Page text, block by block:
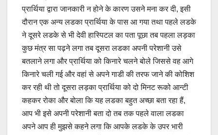
प्रार्थिया द्वारा जानकारी न होने के कारण उसने मना कर दी, इसी
दौरान एक अन्य लडका प्रार्थिया के पास आ गया तथा पहले लडके
ने दूसरे लडके से भी देवी हास्पिटल का पता पूछा तब पहला लड़का
कुछ मंत्र सा पढ़ने लगा तब दूसरा लडका अपनी परेशानी उसे
बतलाने लगा और प्रार्थिया को किनारे चलने बोले जिससे वह आगे
किनारे चली गई और वहां से अपने गाडी की तरफ जाने की कोशिश
कर रही थी तो दूसरा लड़का प्रार्थिया को दो मिनट रूको आन्टी
कहकर रोका और बोला कि यह लडका बहुत अच्छा बता रहा हैं,
आप भी इसे अपनी परेशानी बता दो तब तक पहले वाला लडका
अपने आप ही मुझसे कहने लगा कि आपके लडके के उपर भारी